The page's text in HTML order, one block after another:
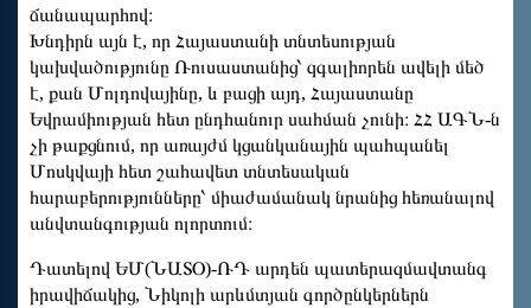
ճանապարհով։
Խնդիրն այն է, որ Հայաստանի տնտեսության
կախվածությունը Ռուսաստանից՝ զգալիորեն ավելի մեծ
է, քան Մոլդովայինը, և բացի այդ, Հայաստանը
Եվրամիության հետ ընդհանուր սահման չունի։ ՀՀ ԱԳՆ-ն
չի թաքցնում, որ առայժմ կցանկանային պահպանել
Մոսկվայի հետ շահավետ տնտեսական
հարաբերությունները՝ միաժամանակ նրանից հեռանալով
անվտանգության ոլորտում։
Դատելով ԵՄ(ՆԱՏՕ)-ՌԴ արդեն պատերազմավտանգ
իրավիճակից, Նիկոլի արևմտյան գործընկերներն